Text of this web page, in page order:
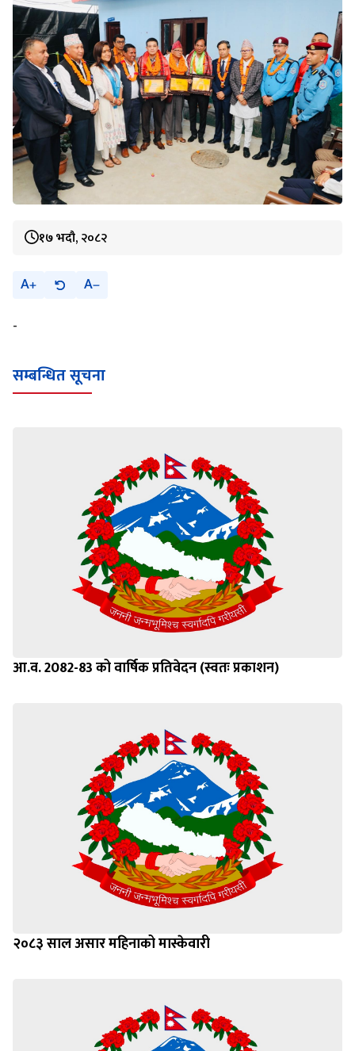
१७ भदौ, २०८२
A A
-
सम्बन्धित सूचना
आ.व. 2082-83 को वार्षिक प्रतिवेदन (स्वतः प्रकाशन)
२०८३ साल असार महिनाको मास्केवारी